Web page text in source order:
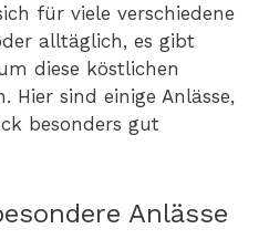
für viele verschiedene
alltäglich, es gibt
diese köstlichen
Hier sind einige Anlässe,
besonders gut
Anlässe